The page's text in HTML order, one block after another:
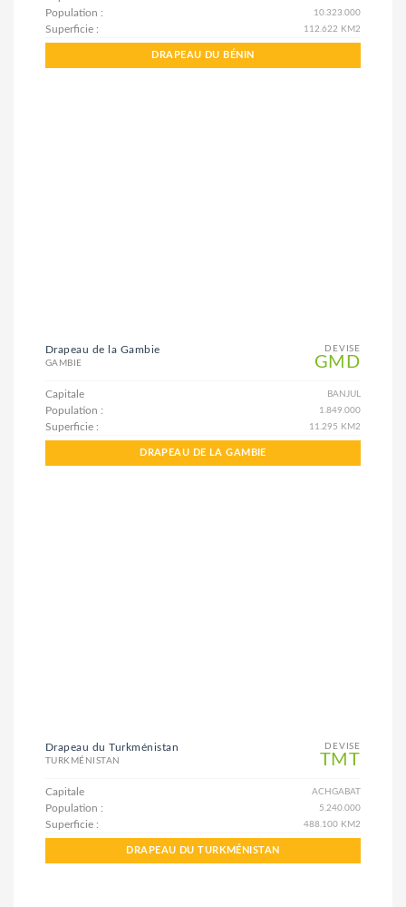
Population : 10.323.000
Superficie : 112.622 KM2
DRAPEAU DU BÉNIN
DEVISE
GMD
Drapeau de la Gambie
GAMBIE
Capitale BANJUL
Population : 1.849.000
Superficie : 11.295 KM2
DRAPEAU DE LA GAMBIE
DEVISE
TMT
Drapeau du Turkménistan
TURKMÉNISTAN
Capitale ACHGABAT
Population : 5.240.000
Superficie : 488.100 KM2
DRAPEAU DU TURKMÉNISTAN